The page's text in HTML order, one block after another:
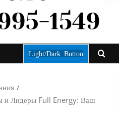
Light/Dark Button
и Лидеры Full Energy: Ваш